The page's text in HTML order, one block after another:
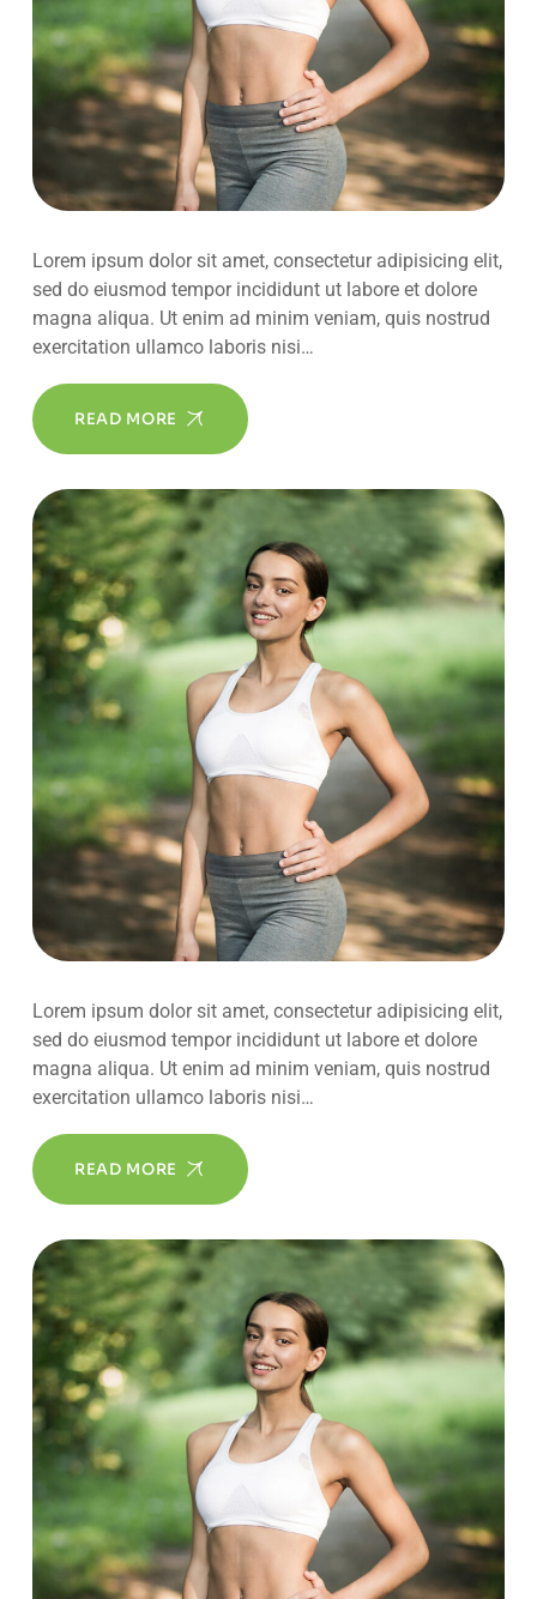
Lorem ipsum dolor sit amet, consectetur adipisicing elit,
sed do eiusmod tempor incididunt ut labore et dolore
magna aliqua. Ut enim ad minim veniam, quis nostrud
exercitation ullamco laboris nisi…
READ MORE
Lorem ipsum dolor sit amet, consectetur adipisicing elit,
sed do eiusmod tempor incididunt ut labore et dolore
magna aliqua. Ut enim ad minim veniam, quis nostrud
exercitation ullamco laboris nisi…
READ MORE